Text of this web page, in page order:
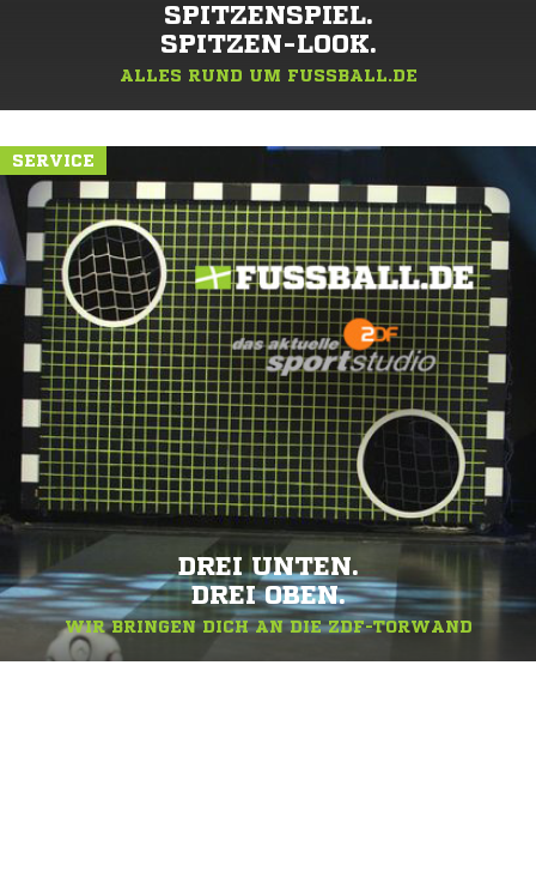
SPITZENSPIEL.
SPITZEN-LOOK.
ALLES RUND UM FUSSBALL.DE
SERVICE
DREI UNTEN.
DREI OBEN.
WIR BRINGEN DICH AN DIE ZDF-TORWAND